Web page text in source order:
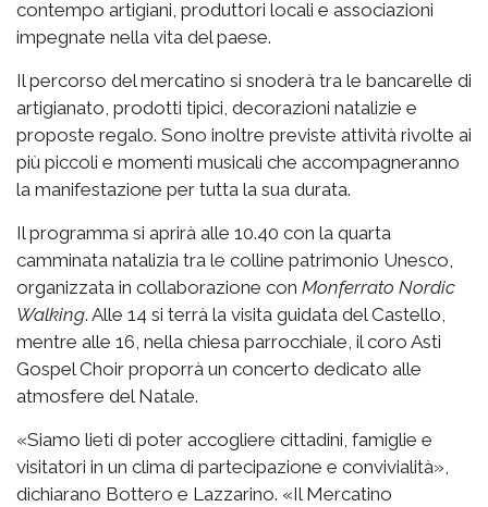
contempo artigiani, produttori locali e associazioni
impegnate nella vita del paese.
Il percorso del mercatino si snoderà tra le bancarelle di
artigianato, prodotti tipici, decorazioni natalizie e
proposte regalo. Sono inoltre previste attività rivolte ai
più piccoli e momenti musicali che accompagneranno
la manifestazione per tutta la sua durata.
Il programma si aprirà alle 10.40 con la quarta
camminata natalizia tra le colline patrimonio Unesco,
organizzata in collaborazione con Monferrato Nordic
Walking. Alle 14 si terrà la visita guidata del Castello,
mentre alle 16, nella chiesa parrocchiale, il coro Asti
Gospel Choir proporrà un concerto dedicato alle
atmosfere del Natale.
«Siamo lieti di poter accogliere cittadini, famiglie e
visitatori in un clima di partecipazione e convivialità»,
dichiarano Bottero e Lazzarino. «Il Mercatino